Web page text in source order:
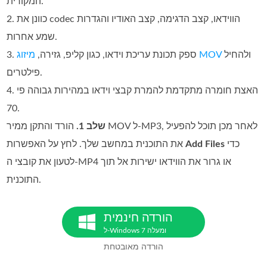
2. כוונן את codec הווידאו, קצב הדגימה, קצב האודיו והגדרות
שמע אחרות.
3. ספק תכונת עריכת וידאו, כגון קליפ, גזירה, מיזוג MOVולהחיל
פילטרים.
4. האצת חומרה מתקדמת להמרת קבצי וידאו במהירות גבוהה פי
70.
שלב 1.
הורד והתקן ממיר MOV ל‑MP3, לאחר מכן תוכל להפעיל
את התוכנית במחשב שלך. לחץ על האפשרותAdd Files
לטעון את קובצי ה‑MP4 או גרור את הווידאו ישירות אל תוך
התוכנית.
הורדה חינמית
ל-Windows 7 ומעלה
הורדה מאובטחת